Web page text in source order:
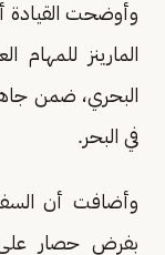
وأوضحت القيادة
المارينز للمهام
البحري، ضمن
في البحر.
وأضافت أن
بفرض حصار على